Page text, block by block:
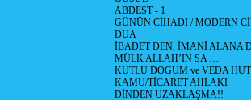
ABDEST - 1
GÜNÜN CİHADI / MODERN
DUA
İBADET DEN, İMANİ ALANA
MÜLK ALLAH’IN SA ….
KUTLU DOGUM ve VEDA
KAMU/TİCARET AHLAKI
DİNDEN UZAKLAŞMA!!